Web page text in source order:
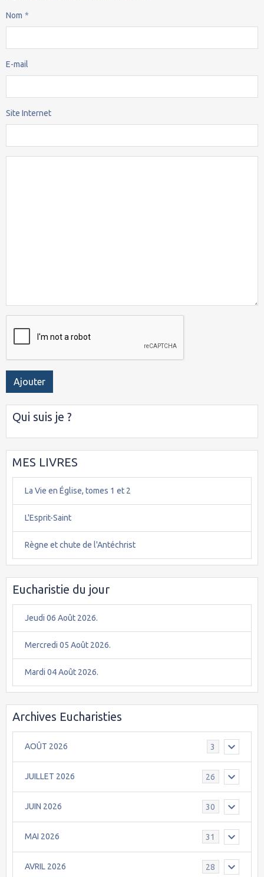
Nom
E-mail
Site Internet
Ajouter
Qui suis je ?
MES LIVRES
La Vie en Église, tomes 1 et 2
L'Esprit-Saint
Règne et chute de l'Antéchrist
Eucharistie du jour
Jeudi 06 Août 2026.
Mercredi 05 Août 2026.
Mardi 04 Août 2026.
Archives Eucharisties
AOÛT 2026 3
JUILLET 2026 26
JUIN 2026 30
MAI 2026 31
AVRIL 2026 28